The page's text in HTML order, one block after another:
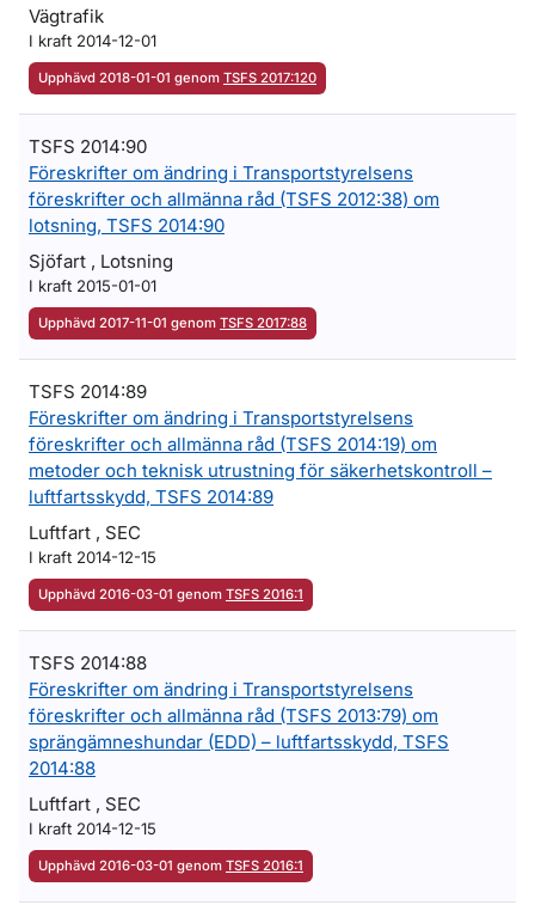
Vägtrafik
I kraft 2014-12-01
Upphävd 2018-01-01 genom TSFS 2017:120
TSFS 2014:90
Föreskrifter om ändring i Transportstyrelsens
föreskrifter och allmänna råd (TSFS 2012:38) om
lotsning, TSFS 2014:90
Sjöfart , Lotsning
I kraft 2015-01-01
Upphävd 2017-11-01 genom TSFS 2017:88
TSFS 2014:89
Föreskrifter om ändring i Transportstyrelsens
föreskrifter och allmänna råd (TSFS 2014:19) om
metoder och teknisk utrustning för säkerhetskontroll –
luftfartsskydd, TSFS 2014:89
Luftfart , SEC
I kraft 2014-12-15
Upphävd 2016-03-01 genom TSFS 2016:1
TSFS 2014:88
Föreskrifter om ändring i Transportstyrelsens
föreskrifter och allmänna råd (TSFS 2013:79) om
sprängämneshundar (EDD) – luftfartsskydd, TSFS
2014:88
Luftfart , SEC
I kraft 2014-12-15
Upphävd 2016-03-01 genom TSFS 2016:1